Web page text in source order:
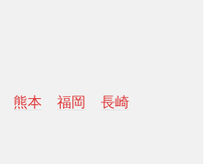
熊本 福岡
長崎